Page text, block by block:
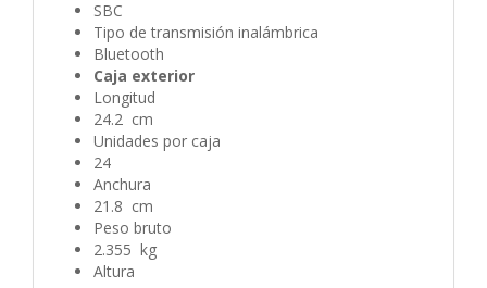
SBC
Tipo de transmisión inalámbrica
Bluetooth
Caja exterior
Longitud
24.2 cm
Unidades por caja
24
Anchura
21.8 cm
Peso bruto
2.355 kg
Altura